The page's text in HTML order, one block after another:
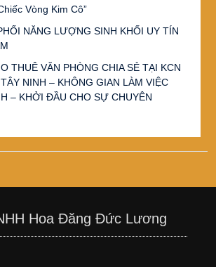
Vòng Kim Cô”
NĂNG LƯỢNG SINH KHỐI UY TÍN
THUÊ VĂN PHÒNG CHIA SẺ TẠI KCN
NINH – KHÔNG GIAN LÀM VIỆC
– KHỞI ĐẦU CHO SỰ CHUYÊN
Hoa Đăng Đức Lương